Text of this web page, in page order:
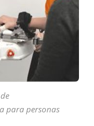
para personas